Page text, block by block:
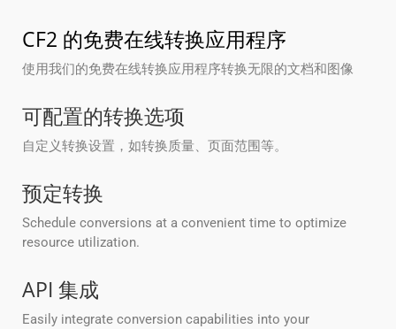
CF2 的免费在线转换应用程序
使用我们的免费在线转换应用程序转换无限的文档和图像
可配置的转换选项
自定义转换设置，如转换质量、页面范围等。
预定转换
Schedule conversions at a convenient time to optimize
resource utilization.
API 集成
Easily integrate conversion capabilities into your